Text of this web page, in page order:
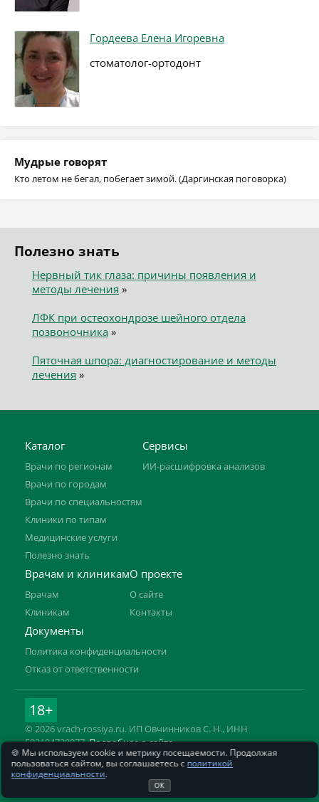
Гордеева Елена Игоревна
стоматолог-ортодонт
Мудрые говорят
Кто летом не бегал, побегает зимой. (Даргинская поговорка)
Полезно знать
Нервный тик глаза: причины появления и
методы лечения »
ЛФК при остеохондрозе шейного отдела
позвоночника»
Пяточная шпора: диагностирование и методы
лечения »
Каталог
Врачи по регионам
Врачи по городам
Врачи по специальностям
Клиники по типам
Медицинские услуги
Полезно знать
Сервисы
ИИ-расшифровка анализов
Врачам и клиникам
Врачам
Клиникам
О проекте
О сайте
Контакты
Документы
Политика конфиденциальности
Отказ от ответственности
18+
© 2026 vrach-rossiya.ru. ИП Овчинников С. Н., ИНН
592104728977.Подробнее о сайте
Информация на сайте не заменяет приём врача. Имеются
противопоказания, необходима консультация специалиста.
🍪 Мы используем cookie и метрику посещаемости. Продолжая
пользоваться сайтом, вы соглашаетесь с политикой
конфиденциальности.
ОК